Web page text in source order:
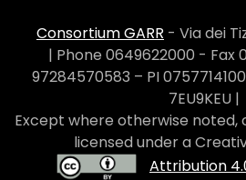
Consortium GARR - Via dei
| Phone 0649622000 - Fax
97284570583 – PI
7EU9KEU |
Except where otherwise noted,
licensed under a
Attribution